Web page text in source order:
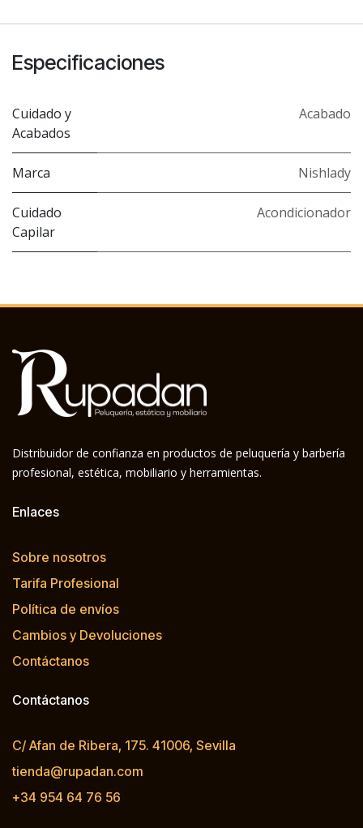
Especificaciones
Cuidado y
Acabados
Acabado
Marca Nishlady
Cuidado
Capilar
Acondicionador
Distribuidor de confianza en productos de peluquería y barbería
profesional, estética, mobiliario y herramientas.
Enlaces
Sobre nosotros
Tarifa Profesional
Política de envíos
Cambios y Devoluciones
Contáctanos
Contáctanos
C/ Afan de Ribera, 175. 41006, Sevilla
tienda@rupadan.com
+34 954 64 76 56